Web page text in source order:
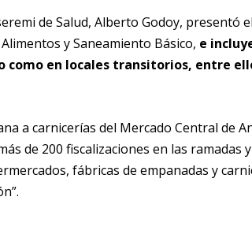
de Salud, Alberto Godoy, presentó
y Saneamiento Básico, e
como en locales transitorios, entre
a carnicerías del Mercado Central de
de 200 fiscalizaciones en las ramadas
fábricas de empanadas y